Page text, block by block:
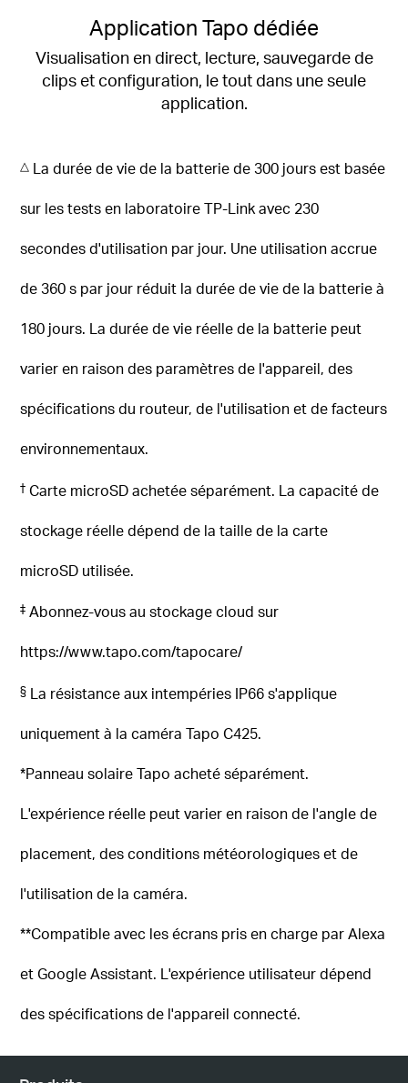
Application Tapo dédiée
Visualisation en direct, lecture, sauvegarde de
clips et configuration, le tout dans une seule
application.
△ La durée de vie de la batterie de 300 jours est basée
sur les tests en laboratoire TP-Link avec 230
secondes d'utilisation par jour. Une utilisation accrue
de 360 ​​s par jour réduit la durée de vie de la batterie à
180 jours. La durée de vie réelle de la batterie peut
varier en raison des paramètres de l'appareil, des
spécifications du routeur, de l'utilisation et de facteurs
environnementaux.
† Carte microSD achetée séparément. La capacité de
stockage réelle dépend de la taille de la carte
microSD utilisée.
‡ Abonnez-vous au stockage cloud sur
https://www.tapo.com/tapocare/
§ La résistance aux intempéries IP66 s'applique
uniquement à la caméra Tapo C425.
*Panneau solaire Tapo acheté séparément.
L'expérience réelle peut varier en raison de l'angle de
placement, des conditions météorologiques et de
l'utilisation de la caméra.
**Compatible avec les écrans pris en charge par Alexa
et Google Assistant. L'expérience utilisateur dépend
des spécifications de l'appareil connecté.